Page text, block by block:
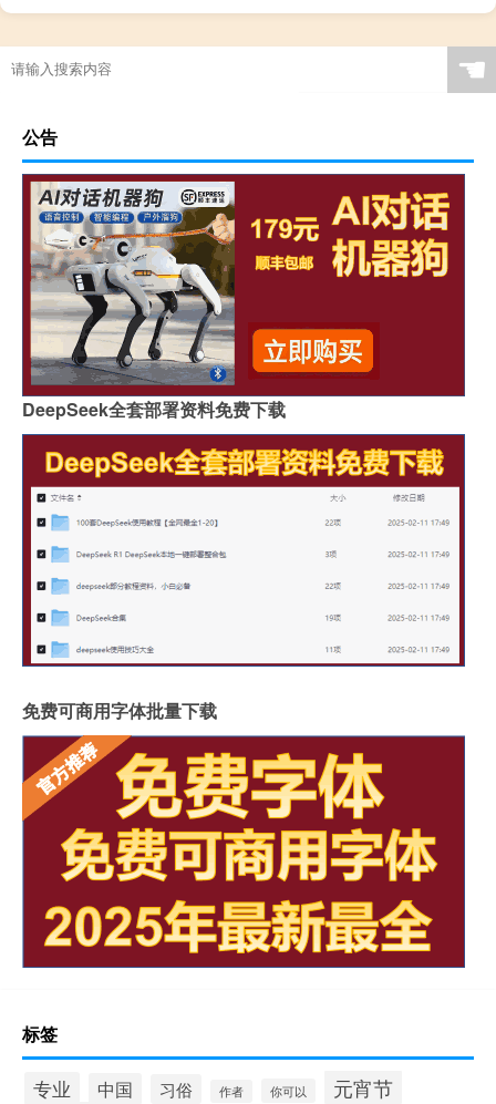
☚
公告
DeepSeek全套部署资料免费下载
免费可商用字体批量下载
标签
专业 中国 习俗 作者 你可以 元宵节